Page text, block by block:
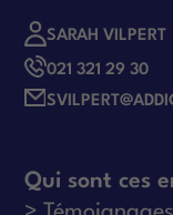
SARAH VILPERT
021 321 29 30
Qui sont ces
Témoignages